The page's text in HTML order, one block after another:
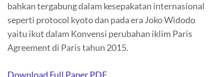
bahkan tergabung dalam kesepakatan internasional
seperti protocol kyoto dan pada era Joko Widodo
yaitu ikut dalam Konvensi perubahan iklim Paris
Agreement di Paris tahun 2015.
Download Full Paper PDF